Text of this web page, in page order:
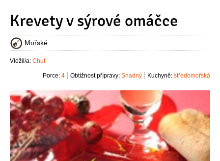
Krevety v sýrové omáčce
Mořské
Vložil/a: Chuť
Kuchyně: středomořská
Obtížnost přípravy: Snadný
Porce: 4